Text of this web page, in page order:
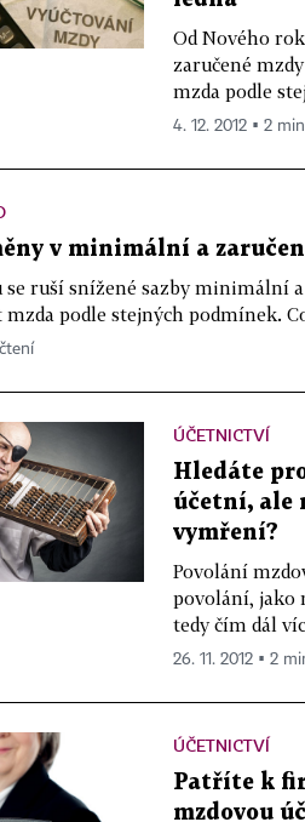
Od Nového
zaručené
mzda podle
4. 12. 2012 ▪ 2
v minimální a
se ruší snížené sazby minimální
mzda podle stejných podmínek.
ÚČETNICTVÍ
Hledáte
účetní, ale
vymření?
Povolání
povolání, jako
tedy čím dál
26. 11. 2012 ▪ 2
ÚČETNICTVÍ
Patříte k
mzdovou